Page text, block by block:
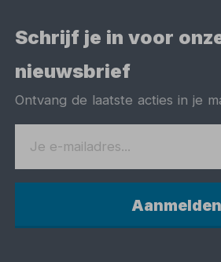
Schrijf je in voor
nieuwsbrief
Ontvang de laatste acties in je
Aanmelden